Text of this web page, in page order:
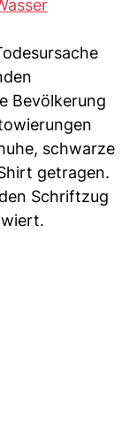
Bevölkerung
schwarze
getragen.
Schriftzug